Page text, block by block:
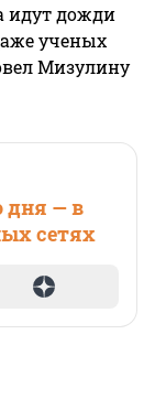
идут дожди
ученых
Мизулину
дня — в
сетях